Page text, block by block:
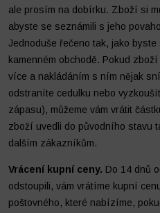
ale prosím na dobírku. Zboží si
abyste se seznámili s jeho
Jednoduše řečeno tak, jako
kamenném obchodě. Pokud
více a nakládáním s ním nějak
odstraníte cedulku nebo
zápasu), můžeme vám vrátit
zboží uvedli do původního stavu
dalším zákazníkům.
Vrácení kupní ceny. Do 14 dnů
odstoupili, vám vrátíme kupní
poštovného, které nabízíme,